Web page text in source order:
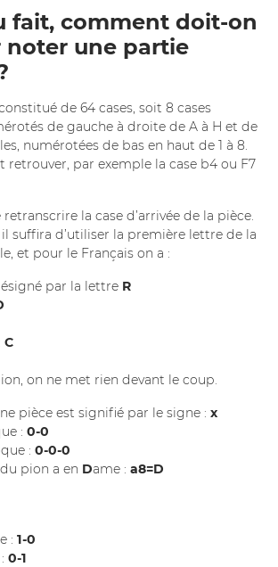
fait, comment doit-on
noter une partie
de 64 cases, soit 8 cases
de gauche à droite de A à H et de
numérotées de bas en haut de 1 à 8.
retrouver, par exemple la case b4 ou F7
la case d’arrivée de la pièce.
suffira d’utiliser la première lettre de la
et pour le Français on a :
par la lettre R
C
on ne met rien devant le coup.
pièce est signifié par le signe : x
: 0-0
: 0-0-0
pion a en Dame : a8=D
: 1-0
0-1